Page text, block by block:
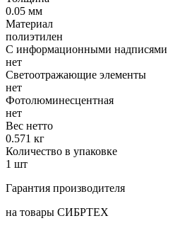
0.05 мм
Материал
полиэтилен
С информационными надписями
нет
Светоотражающие элементы
нет
Фотолюминесцентная
нет
Вес нетто
0.571 кг
Количество в упаковке
1 шт
Гарантия производителя
на товары СИБРТЕХ